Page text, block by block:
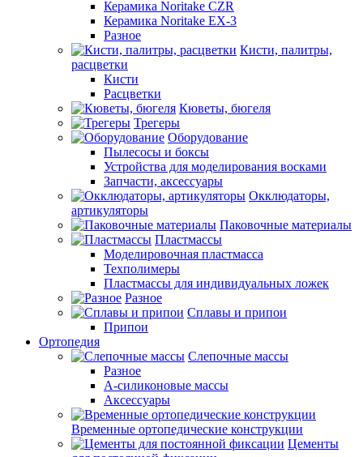
Керамика Noritake CZR
Керамика Noritake EX-3
Разное
Кисти, палитры,
расцветки
Кисти
Расцветки
Кюветы, бюгеля
Трегеры
Оборудование
Пылесосы и боксы
Устройства для моделирования восками
Запчасти, аксессуары
Окклюдаторы,
артикуляторы
Паковочные материалы
Пластмассы
Моделировочная пластмасса
Техполимеры
Пластмассы для индивидуальных ложек
Разное
Сплавы и припои
Припои
Ортопедия
Слепочные массы
Разное
А-силиконовые массы
Аксессуары
Временные ортопедические конструкции
Цементы